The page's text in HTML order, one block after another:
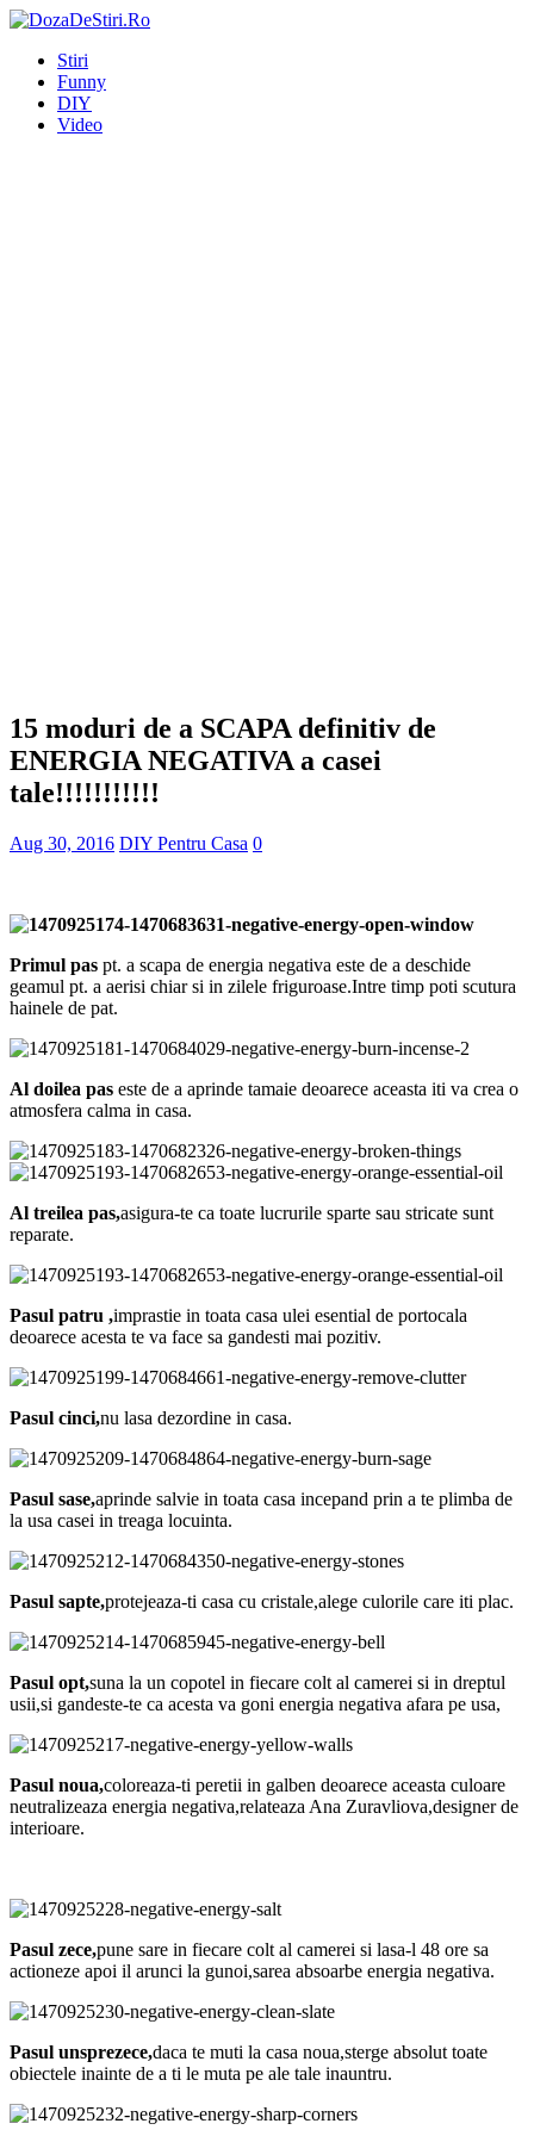
Stiri
Funny
DIY
Video
15 moduri de a SCAPA definitiv de
ENERGIA NEGATIVA a casei
tale!!!!!!!!!!!
Aug 30, 2016 DIY Pentru Casa 0
Primul pas pt. a scapa de energia negativa este de a deschide
geamul pt. a aerisi chiar si in zilele friguroase.Intre timp poti scutura
hainele de pat.
Al doilea pas este de a aprinde tamaie deoarece aceasta iti va crea o
atmosfera calma in casa.
Al treilea pas,asigura-te ca toate lucrurile sparte sau stricate sunt
reparate.
Pasul patru ,imprastie in toata casa ulei esential de portocala
deoarece acesta te va face sa gandesti mai pozitiv.
Pasul cinci,nu lasa dezordine in casa.
Pasul sase,aprinde salvie in toata casa incepand prin a te plimba de
la usa casei in treaga locuinta.
Pasul sapte,protejeaza-ti casa cu cristale,alege culorile care iti plac.
Pasul opt,suna la un copotel in fiecare colt al camerei si in dreptul
usii,si gandeste-te ca acesta va goni energia negativa afara pe usa,
Pasul noua,coloreaza-ti peretii in galben deoarece aceasta culoare
neutralizeaza energia negativa,relateaza Ana Zuravliova,designer de
interioare.
Pasul zece,pune sare in fiecare colt al camerei si lasa-l 48 ore sa
actioneze apoi il arunci la gunoi,sarea absoarbe energia negativa.
Pasul unsprezece,daca te muti la casa noua,sterge absolut toate
obiectele inainte de a ti le muta pe ale tale inauntru.